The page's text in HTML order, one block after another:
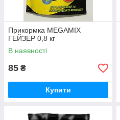
Прикормка MEGAMIX
ГЕЙЗЕР 0,8 кг
В наявності
85 ₴
Купити